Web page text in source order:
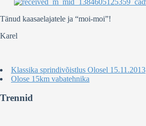
Tänud kaasaelajatele ja “moi-moi”!
Karel
Klassika sprindivõistlus Olosel 15.11.2013
Olose 15km vabatehnika
Trennid